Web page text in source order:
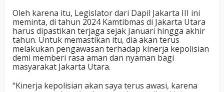
Oleh karena itu, Legislator dari Dapil Jakarta III ini
meminta, di tahun 2024 Kamtibmas di Jakarta Utara
harus dipastikan terjaga sejak Januari hingga akhir
tahun. Untuk memastikan itu, dia akan terus
melakukan pengawasan terhadap kinerja kepolisian
demi memberi rasa aman dan nyaman bagi
masyarakat Jakarta Utara.
“Kinerja kepolisian akan saya terus awasi, karena